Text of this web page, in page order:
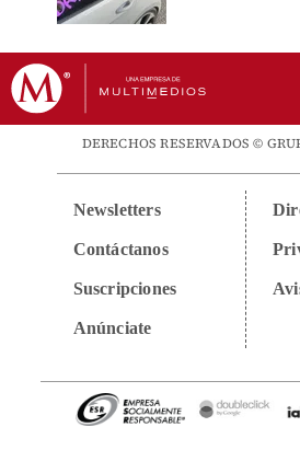
DERECHOS RESERVADOS ©
Newsletters
Contáctanos
Suscripciones
Anúnciate